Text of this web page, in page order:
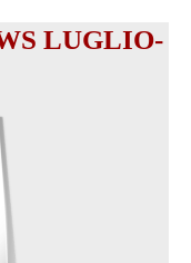
LUGLIO-